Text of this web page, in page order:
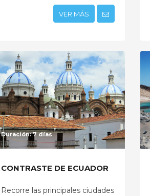
VER MÁS
Duración: 7 días
CONTRASTE DE ECUADOR
Recorre las principales ciudades